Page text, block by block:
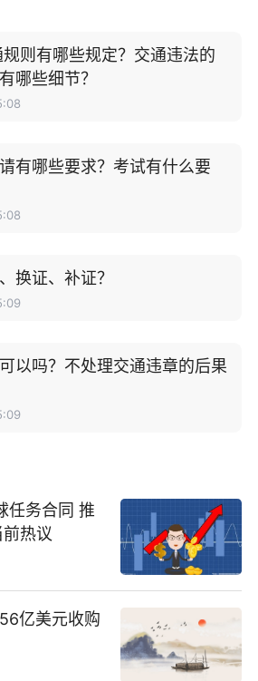
则有哪些规定？交通违法的
哪些细节？
有哪些要求？考试有什么要
换证、补证？
以吗？不处理交通违章的后果
任务合同 推
热议
亿美元收购